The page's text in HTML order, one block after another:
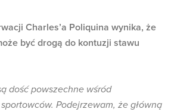
Charles’a Poliquina wynika, że
być drogą do kontuzji stawu
dość powszechne wśród
Podejrzewam, że główną